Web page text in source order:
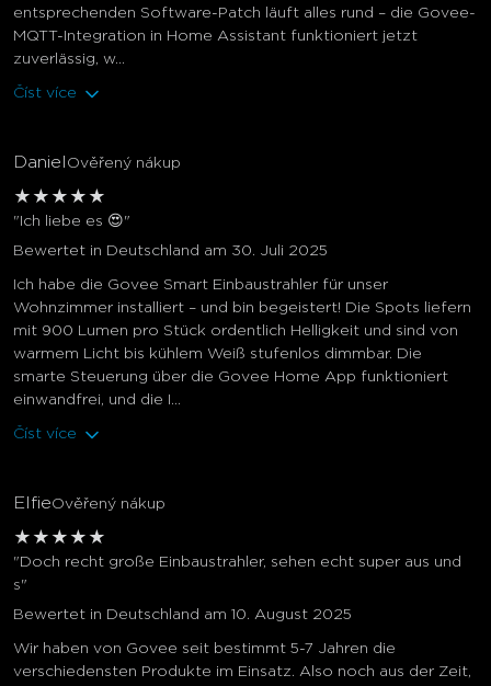
entsprechenden Software-Patch läuft alles rund – die Govee-
MQTT-Integration in Home Assistant funktioniert jetzt
zuverlässig, w...
Číst více
Daniel Ověřený nákup
★ ★ ★ ★ ★
"Ich liebe es 😍"
Bewertet in Deutschland am 30. Juli 2025
Ich habe die Govee Smart Einbaustrahler für unser
Wohnzimmer installiert – und bin begeistert! Die Spots liefern
mit 900 Lumen pro Stück ordentlich Helligkeit und sind von
warmem Licht bis kühlem Weiß stufenlos dimmbar. Die
smarte Steuerung über die Govee Home App funktioniert
einwandfrei, und die I...
Číst více
ElfieOvěřený nákup
★ ★ ★ ★ ★
"Doch recht große Einbaustrahler, sehen echt super aus und
s"
Bewertet in Deutschland am 10. August 2025
Wir haben von Govee seit bestimmt 5-7 Jahren die
verschiedensten Produkte im Einsatz. Also noch aus der Zeit,